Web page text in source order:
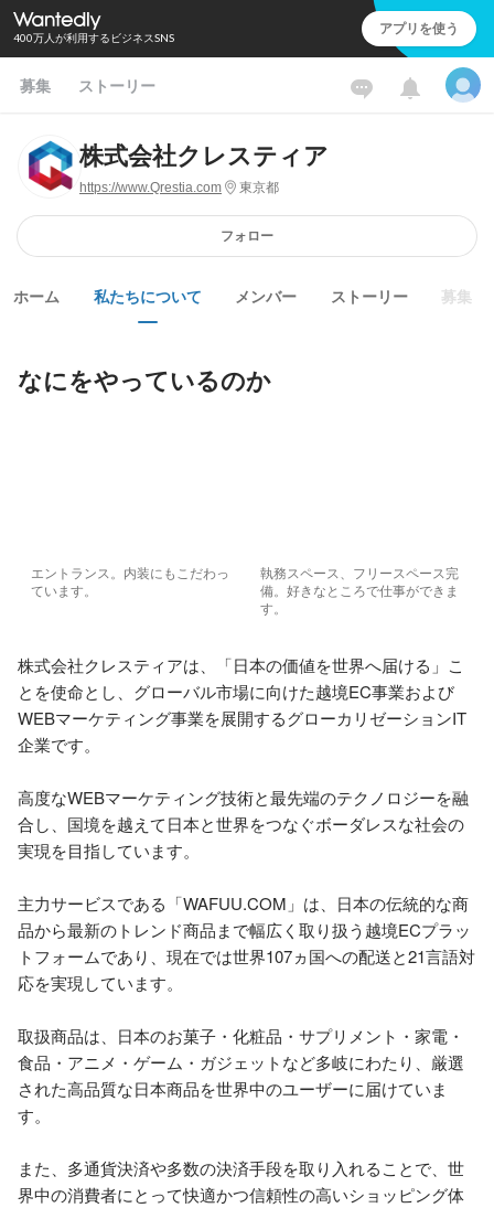
400万人が利用するビジネスSNS アプリを使う
募集 ストーリー
株式会社クレスティア
https://www.Qrestia.com 東京都
フォロー
ホーム 私たちについて メンバー ストーリー 募集
なにをやっているのか
エントランス。内装にもこだわっ
ています。
執務スペース、フリースペース完
備。好きなところで仕事ができま
す。
株式会社クレスティアは、「日本の価値を世界へ届ける」こ
とを使命とし、グローバル市場に向けた越境EC事業および
WEBマーケティング事業を展開するグローカリゼーションIT
企業です。
高度なWEBマーケティング技術と最先端のテクノロジーを融
合し、国境を越えて日本と世界をつなぐボーダレスな社会の
実現を目指しています。
主力サービスである「WAFUU.COM」は、日本の伝統的な商
品から最新のトレンド商品まで幅広く取り扱う越境ECプラッ
トフォームであり、現在では世界107ヵ国への配送と21言語対
応を実現しています。
取扱商品は、日本のお菓子・化粧品・サプリメント・家電・
食品・アニメ・ゲーム・ガジェットなど多岐にわたり、厳選
された高品質な日本商品を世界中のユーザーに届けていま
す。
また、多通貨決済や多数の決済手段を取り入れることで、世
界中の消費者にとって快適かつ信頼性の高いショッピング体